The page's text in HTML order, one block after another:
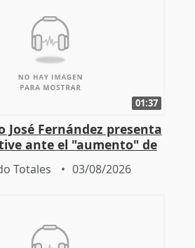
01:37
José Fernández presenta
ante el "aumento" de
hogar en Madri
Totales 03/08/2026